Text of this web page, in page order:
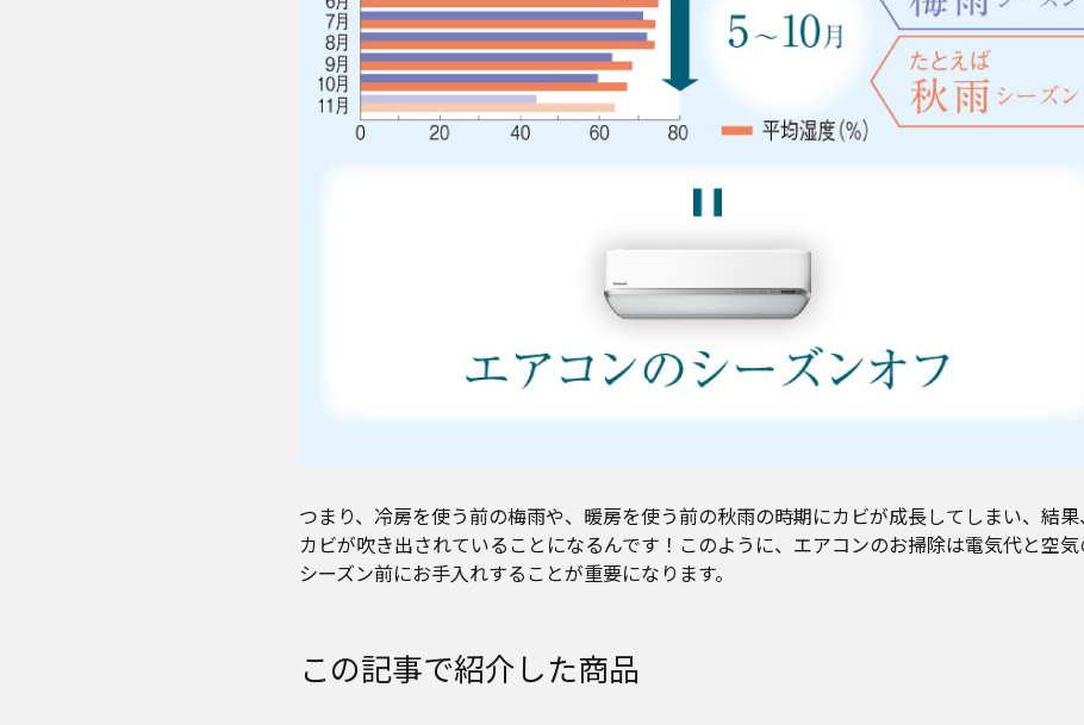
つまり、冷房を使う前の梅雨や、暖房を使う前の秋雨の時期にカビが成長してしまい、結
カビが吹き出されていることになるんです！このように、エアコンのお掃除は電気代と空気
シーズン前にお手入れすることが重要になります。
この記事で紹介した商品